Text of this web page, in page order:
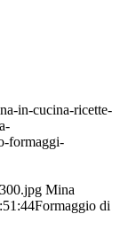
in-cucina-ricette-
formaggi-
Mina
Formaggio di